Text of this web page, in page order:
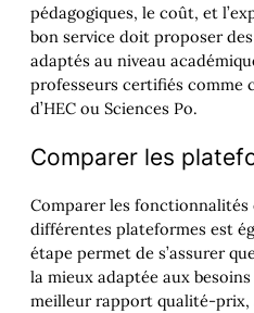
pédagogiques, le coût, et
bon service doit proposer
adaptés au niveau
professeurs certifiés comme
d’HEC ou Sciences Po.
Comparer les
Comparer les
différentes plateformes est
étape permet de s’assurer
la mieux adaptée aux
meilleur rapport qualité-prix,